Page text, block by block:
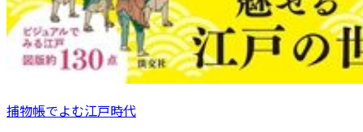
捕物帳でよむ江戸時代